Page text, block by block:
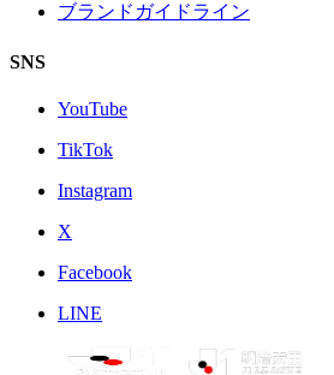
ブランドガイドライン
SNS
YouTube
TikTok
Instagram
X
Facebook
LINE